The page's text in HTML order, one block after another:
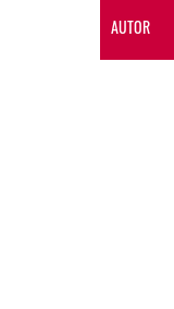
AUTOR